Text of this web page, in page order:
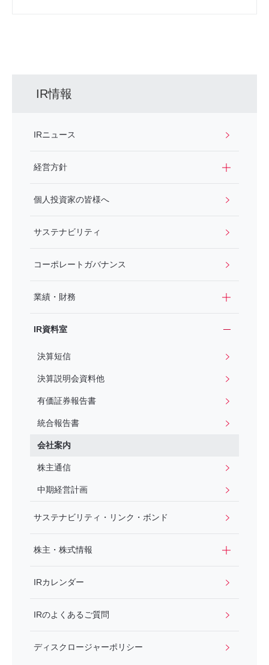
IR情報
IRニュース
経営方針
個人投資家の皆様へ
サステナビリティ
コーポレートガバナンス
業績・財務
IR資料室
決算短信
決算説明会資料他
有価証券報告書
統合報告書
会社案内
株主通信
中期経営計画
サステナビリティ・リンク・ボンド
株主・株式情報
IRカレンダー
IRのよくあるご質問
ディスクロージャーポリシー